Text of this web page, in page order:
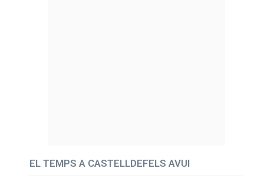
EL TEMPS A CASTELLDEFELS AVUI